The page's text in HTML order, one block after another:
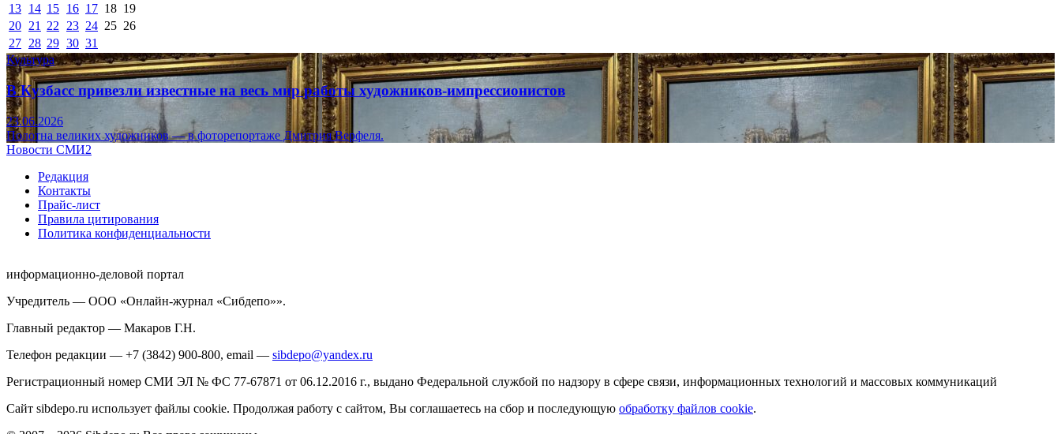
13 14 15 16 17 18 19
20 21 22 23 24 25 26
27 28 29 30 31
Культура
В Кузбасс привезли известные на весь мир работы художников-импрессионистов
23.06.2026
Полотна великих художников — в фоторепортаже Дмитрия Верфеля.
Новости СМИ2
Редакция
Контакты
Прайс-лист
Правила цитирования
Политика конфиденциальности
информационно-деловой портал
Учредитель — ООО «Онлайн-журнал «Сибдепо»».
Главный редактор — Макаров Г.Н.
Телефон редакции — +7 (3842) 900-800, email — sibdepo@yandex.ru
Регистрационный номер СМИ ЭЛ № ФС 77-67871 от 06.12.2016 г., выдано Федеральной службой по надзору в сфере связи, информационных технологий и массовых коммуникаций
Сайт sibdepo.ru использует файлы cookie. Продолжая работу с сайтом, Вы соглашаетесь на сбор и последующую обработку файлов cookie.